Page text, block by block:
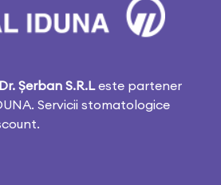
Șerban S.R.Leste partener
Servicii stomatologice